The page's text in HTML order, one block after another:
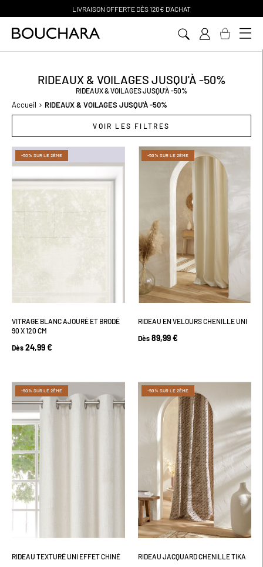
PAIEMENT EN 3 SANS FRAIS
RIDEAUX & VOILAGES JUSQU'À -50%
RIDEAUX & VOILAGES JUSQU'À -50%
Accueil RIDEAUX & VOILAGES JUSQU'À -50%
VOIR LES FILTRES
-50% SUR LE 2ÈME
VITRAGE BLANC AJOURÉ ET BRODÉ
90 X 120 CM
Dès 24,99 €
-50% SUR LE 2ÈME
RIDEAU EN VELOURS CHENILLE UNI
Dès 89,99 €
-50% SUR LE 2ÈME
RIDEAU TEXTURÉ UNI EFFET CHINÉ
-50% SUR LE 2ÈME
RIDEAU JACQUARD CHENILLE TIKA